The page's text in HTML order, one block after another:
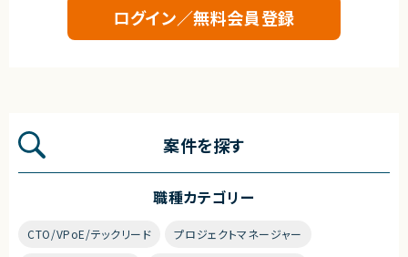
契約形態
エージェントから
★中長期で参画いただける案件です！
★横新規開発の立ち上げや横断的にプロジェクトを見ることができます。
ログイン／無料会員登録
案件を探す
職種カテゴリー
CTO/VPoE/テックリード プロジェクトマネージャー